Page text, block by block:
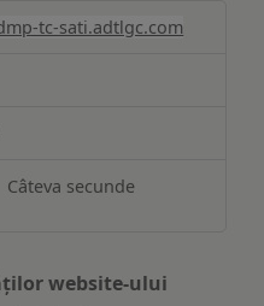
tc-sati.adtlgc.com
Câteva secunde
website-ului